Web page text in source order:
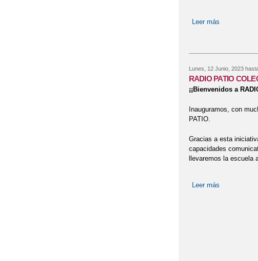
Leer más
Lunes, 12 Junio, 2023
RADIO PATIO
¡¡Bienvenidos a
Inauguramos, con
PATIO.
Gracias a esta
capacidades
llevaremos la
Leer más